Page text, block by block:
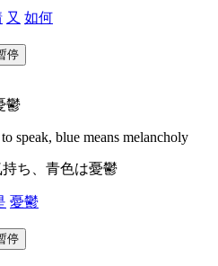
又 如何
停
鬱
speak, blue means melancholy
ち、青色は憂鬱
憂鬱
停